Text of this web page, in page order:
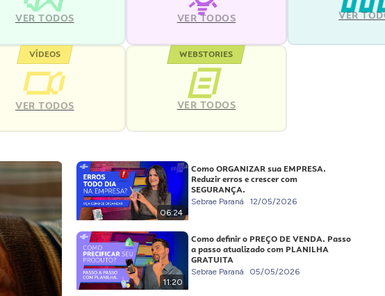
VER TODOS VER TODOS VER
VÍDEOS
VER TODOS
WEBSTORIES
VER TODOS
06:24
Como ORGANIZAR sua EMPRESA.
Reduzir erros e crescer com
SEGURANÇA.
Sebrae Paraná 12/05/2026
11:20
Como definir o PREÇO DE VENDA. Passo
a passo atualizado com PLANILHA
GRATUITA
Sebrae Paraná 05/05/2026